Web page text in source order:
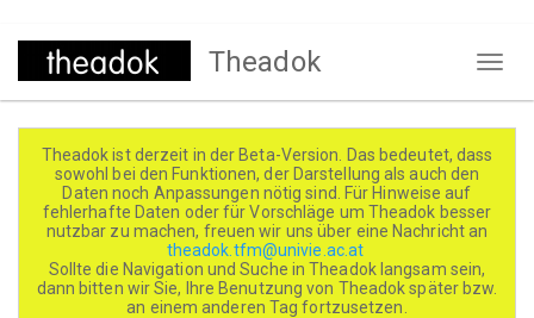
Direkt
Theadok
Theadok ist derzeit in der Beta-Version. Das bedeutet, dass
sowohl bei den Funktionen, der Darstellung als auch den
Daten noch Anpassungen nötig sind. Für Hinweise auf
fehlerhafte Daten oder für Vorschläge um Theadok besser
nutzbar zu machen, freuen wir uns über eine Nachricht an
theadok.tfm@univie.ac.at
Sollte die Navigation und Suche in Theadok langsam sein,
dann bitten wir Sie, Ihre Benutzung von Theadok später bzw.
an einem anderen Tag fortzusetzen.